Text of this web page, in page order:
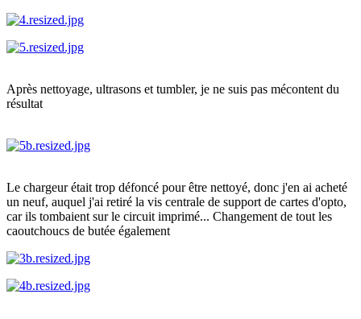
Après nettoyage, ultrasons et tumbler, je ne suis pas mécontent du
résultat
Le chargeur était trop défoncé pour être nettoyé, donc j'en ai acheté
un neuf, auquel j'ai retiré la vis centrale de support de cartes d'opto,
car ils tombaient sur le circuit imprimé... Changement de tout les
caoutchoucs de butée également